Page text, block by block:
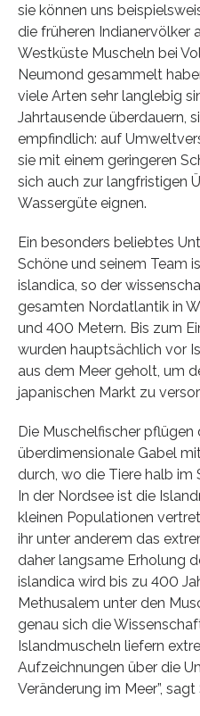
sie können uns
die früheren Indianervölker
Westküste Muscheln bei
Neumond gesammelt
viele Arten sehr langlebig
Jahrtausende überdauern,
empfindlich: auf
sie mit einem geringeren
sich auch zur langfristigen
Wassergüte eignen.
Ein besonders beliebtes
Schöne und seinem Team
islandica, so der
gesamten Nordatlantik in
und 400 Metern. Bis zum
wurden hauptsächlich vor
aus dem Meer geholt, um
japanischen Markt zu
Die Muschelfischer
überdimensionale Gabel
durch, wo die Tiere halb im
In der Nordsee ist die
kleinen Populationen
ihr unter anderem das
daher langsame Erholung
islandica wird bis zu 400
Methusalem unter den
genau sich die
Islandmuscheln liefern
Aufzeichnungen über die
Veränderung im Meer”, sagt